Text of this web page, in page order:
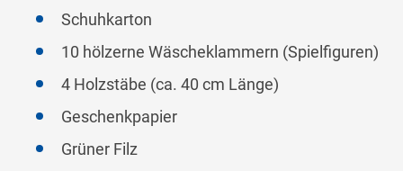
Schuhkarton
10 hölzerne Wäscheklammern (Spielfiguren)
4 Holzstäbe (ca. 40 cm Länge)
Geschenkpapier
Grüner Filz